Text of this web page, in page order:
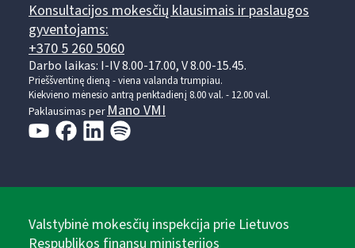
Konsultacijos mokesčių klausimais ir paslaugos
gyventojams:
+370 5 260 5060
Darbo laikas: I-IV 8.00-17.00, V 8.00-15.45.
Prieššventinę dieną - viena valanda trumpiau.
Kiekvieno mėnesio antrą penktadienį 8.00 val. - 12.00 val.
Paklausimas perMano VMI
Valstybinė mokesčių inspekcija prie Lietuvos
Respublikos finansų ministerijos